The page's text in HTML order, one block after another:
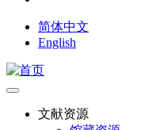
简体中文
English
文献资源